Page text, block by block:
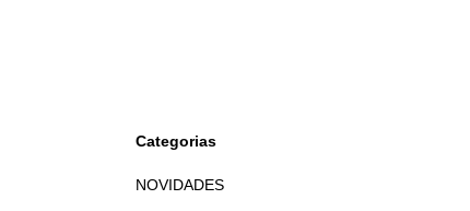
Categorias
NOVIDADES